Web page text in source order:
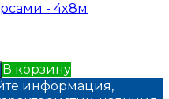
- 4x8м
В корзину
информация,